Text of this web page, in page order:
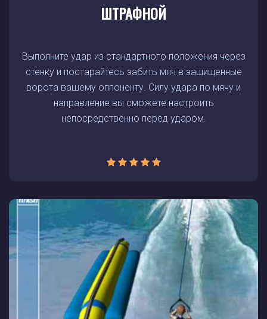
ШТРАФНОЙ
Выполните удар из стандартного положения через
стенку и постарайтесь забить мяч в защищенные
ворота вашему оппоненту. Силу удара по мячу и
направление вы сможете настроить
непосредственно перед ударом.